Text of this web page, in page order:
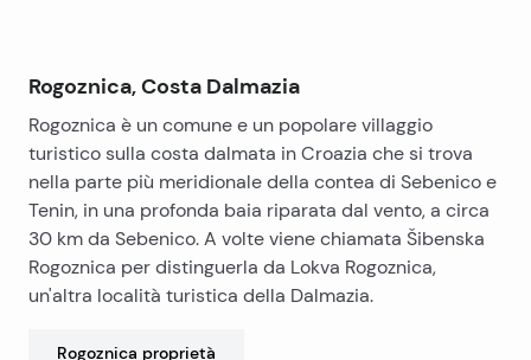
Rogoznica, Costa Dalmazia
Rogoznica è un comune e un popolare villaggio
turistico sulla costa dalmata in Croazia che si trova
nella parte più meridionale della contea di Sebenico e
Tenin, in una profonda baia riparata dal vento, a circa
30 km da Sebenico. A volte viene chiamata Šibenska
Rogoznica per distinguerla da Lokva Rogoznica,
un'altra località turistica della Dalmazia.
Rogoznica proprietà